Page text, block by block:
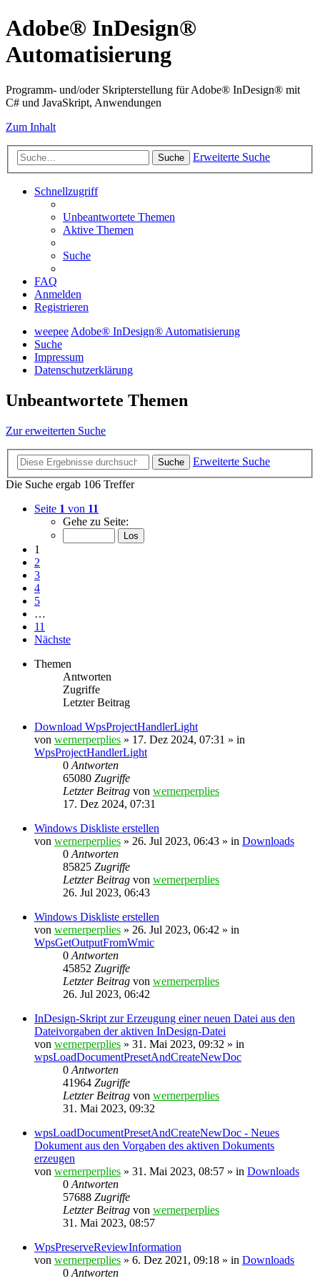
Adobe® InDesign®
Automatisierung
Programm- und/oder Skripterstellung für Adobe® InDesign® mit
C# und JavaSkript, Anwendungen
Zum Inhalt
Suche Erweiterte Suche
Schnellzugriff
Unbeantwortete Themen
Aktive Themen
Suche
FAQ
Anmelden
Registrieren
weepeeAdobe® InDesign® Automatisierung
Suche
Impressum
Datenschutzerklärung
Unbeantwortete Themen
Zur erweiterten Suche
Suche
Erweiterte Suche
Die Suche ergab 106 Treffer
Seite 1 von 11
Gehe zu Seite:
1
2
3
4
5
…
11
Nächste
Themen
Antworten
Zugriffe
Letzter Beitrag
Download WpsProjectHandlerLight
von wernerperplies » 17. Dez 2024, 07:31 » in
WpsProjectHandlerLight
0 Antworten
65080 Zugriffe
Letzter Beitrag von wernerperplies
17. Dez 2024, 07:31
Windows Diskliste erstellen
von wernerperplies » 26. Jul 2023, 06:43 » in Downloads
0 Antworten
85825 Zugriffe
Letzter Beitrag von wernerperplies
26. Jul 2023, 06:43
Windows Diskliste erstellen
von wernerperplies » 26. Jul 2023, 06:42 » in
WpsGetOutputFromWmic
0 Antworten
45852 Zugriffe
Letzter Beitrag von wernerperplies
26. Jul 2023, 06:42
InDesign-Skript zur Erzeugung einer neuen Datei aus den
Dateivorgaben der aktiven InDesign-Datei
von wernerperplies » 31. Mai 2023, 09:32 » in
wpsLoadDocumentPresetAndCreateNewDoc
0 Antworten
41964 Zugriffe
Letzter Beitrag von wernerperplies
31. Mai 2023, 09:32
wpsLoadDocumentPresetAndCreateNewDoc - Neues
Dokument aus den Vorgaben des aktiven Dokuments
erzeugen
von wernerperplies » 31. Mai 2023, 08:57 » in Downloads
0 Antworten
57688 Zugriffe
Letzter Beitrag von wernerperplies
31. Mai 2023, 08:57
WpsPreserveReviewInformation
von wernerperplies » 6. Dez 2021, 09:18 » in Downloads
0 Antworten